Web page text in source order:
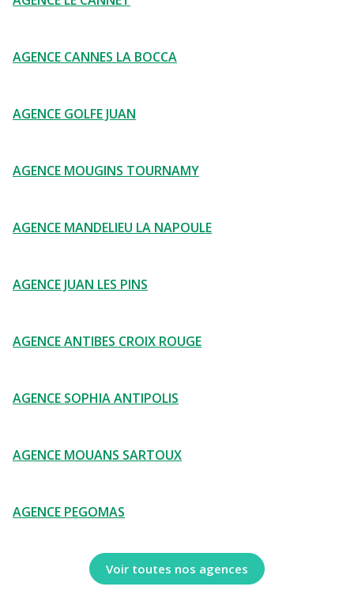
AGENCE CANNES LA BOCCA
AGENCE GOLFE JUAN
AGENCE MOUGINS TOURNAMY
AGENCE MANDELIEU LA NAPOULE
AGENCE JUAN LES PINS
AGENCE ANTIBES CROIX ROUGE
AGENCE SOPHIA ANTIPOLIS
AGENCE MOUANS SARTOUX
AGENCE PEGOMAS
Voir toutes nos agences